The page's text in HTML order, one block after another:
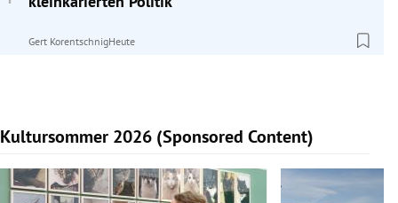
Gert KorentschnigHeute
Kultursommer 2026 (Sponsored Content)
Slide 1 von 10